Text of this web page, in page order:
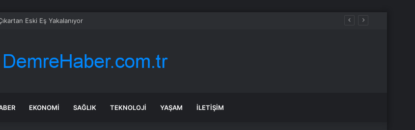
Eski Eş Yakalanıyor
EKONOMI SAĞLIK TEKNOLOJI YAŞAM İLETIŞIM